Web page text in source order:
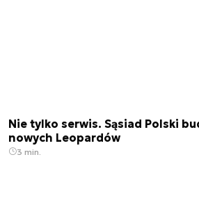
Nie tylko serwis. Sąsiad Polski
nowych Leopardów
3 min.